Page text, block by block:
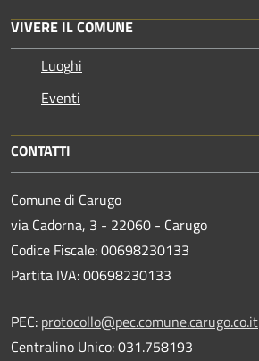
VIVERE IL COMUNE
Luoghi
Eventi
CONTATTI
Comune di Carugo
via Cadorna, 3 - 22060 - Carugo
Codice Fiscale: 00698230133
Partita IVA: 00698230133
PEC: protocollo@pec.comune.carugo.co.it
Centralino Unico: 031.758193